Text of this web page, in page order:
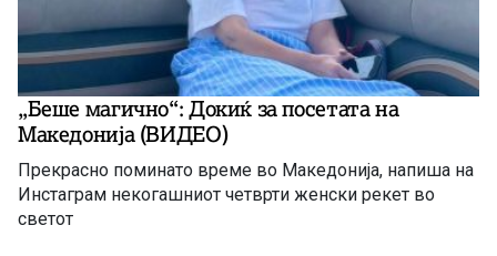
„Беше магично“: Докиќ за посетата на
Македонија (ВИДЕО)
Прекрасно поминато време во Македонија, напиша на
Инстаграм некогашниот четврти женски рекет во
светот